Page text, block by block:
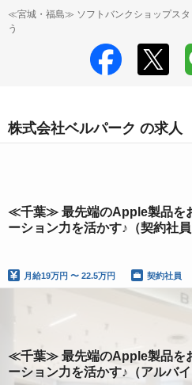
≪宮城・福島≫ ソフトバンクショップス
う
株式会社ベルパーク の求人
≪千葉≫ 最先端のApple製品を
ーション力を活かす♪（契約社員
月給19万円 〜 22.5万円 契約社員
≪千葉≫ 最先端のApple製品を
ーション力を活かす♪（アルバイ